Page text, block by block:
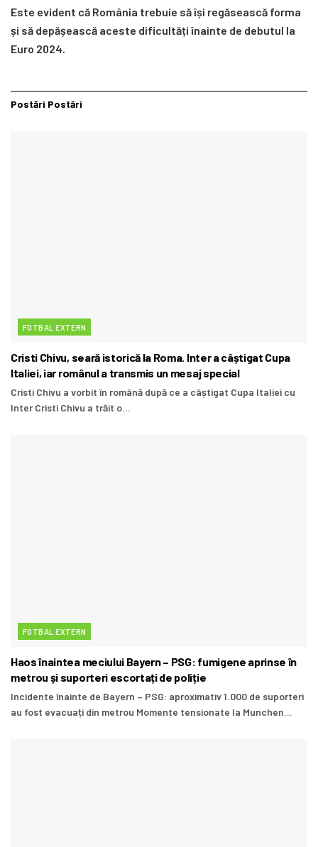
Este evident că România trebuie să își regăsească forma
și să depășească aceste dificultăți înainte de debutul la
Euro 2024.
Postări Postări
FOTBAL EXTERN
Cristi Chivu, seară istorică la Roma. Inter a câștigat Cupa
Italiei, iar românul a transmis un mesaj special
Cristi Chivu a vorbit în română după ce a câștigat Cupa Italiei cu
Inter Cristi Chivu a trăit o...
FOTBAL EXTERN
Haos înaintea meciului Bayern – PSG: fumigene aprinse în
metrou și suporteri escortați de poliție
Incidente înainte de Bayern – PSG: aproximativ 1.000 de suporteri
au fost evacuați din metrou Momente tensionate la Munchen...